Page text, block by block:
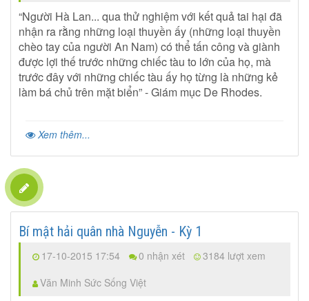
“Người Hà Lan... qua thử nghiệm với kết quả tai hại đã
nhận ra rằng những loại thuyền ấy (những loại thuyền
chèo tay của người An Nam) có thể tấn công và giành
được lợi thế trước những chiếc tàu to lớn của họ, mà
trước đây với những chiếc tàu ấy họ từng là những kẻ
làm bá chủ trên mặt biển” - Giám mục De Rhodes.
Xem thêm...
Bí mật hải quân nhà Nguyễn - Kỳ 1
17-10-2015 17:54 0 nhận xét
3184 lượt xem
Văn Minh Sức Sống Việt